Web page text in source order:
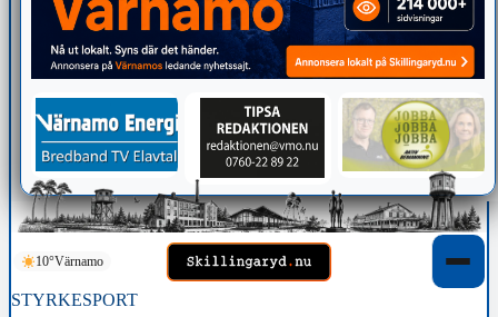
10°Värnamo
STYRKESPORT